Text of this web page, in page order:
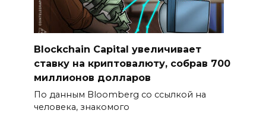
Blockchain Capital увеличивает
ставку на криптовалюту, собрав 700
миллионов долларов
По данным Bloomberg со ссылкой на
человека, знакомого